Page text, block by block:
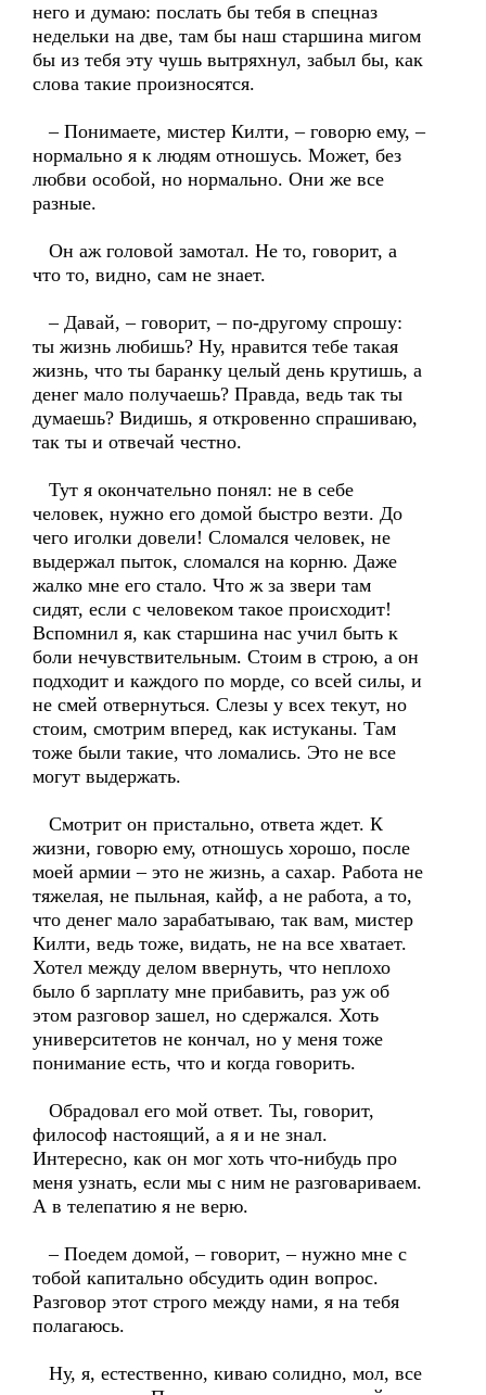
него и думаю: послать бы тебя в спецназ
недельки на две, там бы наш старшина мигом
бы из тебя эту чушь вытряхнул, забыл бы, как
слова такие произносятся.
– Понимаете, мистер Килти, – говорю ему, –
нормально я к людям отношусь. Может, без
любви особой, но нормально. Они же все
разные.
Он аж головой замотал. Не то, говорит, а
что то, видно, сам не знает.
– Давай, – говорит, – по-другому спрошу:
ты жизнь любишь? Ну, нравится тебе такая
жизнь, что ты баранку целый день крутишь, а
денег мало получаешь? Правда, ведь так ты
думаешь? Видишь, я откровенно спрашиваю,
так ты и отвечай честно.
Тут я окончательно понял: не в себе
человек, нужно его домой быстро везти. До
чего иголки довели! Сломался человек, не
выдержал пыток, сломался на корню. Даже
жалко мне его стало. Что ж за звери там
сидят, если с человеком такое происходит!
Вспомнил я, как старшина нас учил быть к
боли нечувствительным. Стоим в строю, а он
подходит и каждого по морде, со всей силы, и
не смей отвернуться. Слезы у всех текут, но
стоим, смотрим вперед, как истуканы. Там
тоже были такие, что ломались. Это не все
могут выдержать.
Смотрит он пристально, ответа ждет. К
жизни, говорю ему, отношусь хорошо, после
моей армии – это не жизнь, а сахар. Работа не
тяжелая, не пыльная, кайф, а не работа, а то,
что денег мало зарабатываю, так вам, мистер
Килти, ведь тоже, видать, не на все хватает.
Хотел между делом ввернуть, что неплохо
было б зарплату мне прибавить, раз уж об
этом разговор зашел, но сдержался. Хоть
университетов не кончал, но у меня тоже
понимание есть, что и когда говорить.
Обрадовал его мой ответ. Ты, говорит,
философ настоящий, а я и не знал.
Интересно, как он мог хоть что-нибудь про
меня узнать, если мы с ним не разговариваем.
А в телепатию я не верю.
– Поедем домой, – говорит, – нужно мне с
тобой капитально обсудить один вопрос.
Разговор этот строго между нами, я на тебя
полагаюсь.
Ну, я, естественно, киваю солидно, мол, все